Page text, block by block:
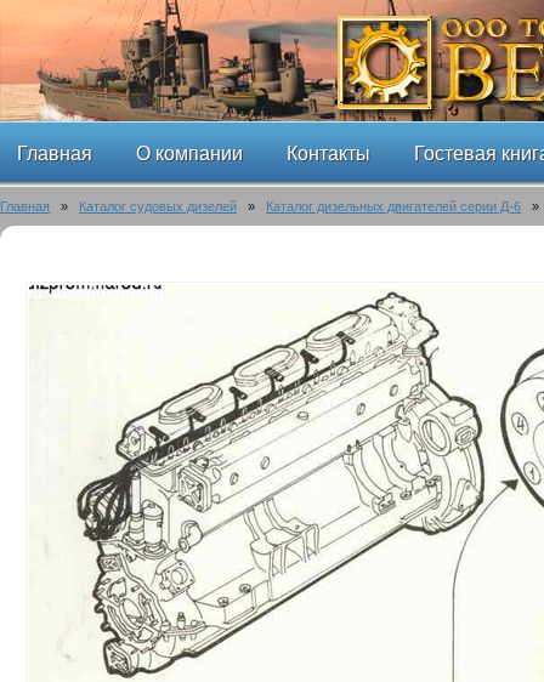
Главная О компании Контакты Гостевая
Главная » Каталог судовых дизелей » Каталог дизельных двигателей серии Д-6